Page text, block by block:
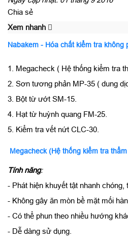
Chia sẻ
Xem nhanh
Nabakem - Hóa chất kiểm tra không
1. Megacheck ( Hệ thống kiểm tra
2. Sơn tương phản MP-35 ( dung
3. Bột từ ướt SM-15.
4. Hạt từ huỳnh quang FM-25.
5. Kiểm tra vết nứt CLC-30.
Megacheck (Hệ thống kiểm tra
Tính năng:
- Phát hiện khuyết tật nhanh chóng,
- Không gây ăn mòn bề mặt mối hàn.
- Có thể phun theo nhiều hướng
- Dễ dàng sử dụng.